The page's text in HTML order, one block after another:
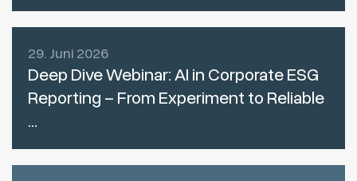
29. Juni 2026
Deep Dive Webinar: AI in Corporate ESG
Reporting – From Experiment to Reliable
...